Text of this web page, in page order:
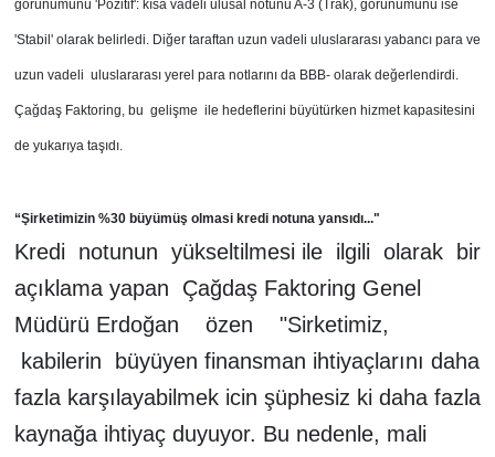
görünümünü 'Pozitif': kısa vadeli ulusal notunu A-3 (Trak), görünümünü ise
'Stabil' olarak belirledi. Diğer taraftan uzun vadeli uluslararası yabancı para ve
uzun vadeli uluslararası yerel para notlarını da BBB- olarak değerlendirdi.
Çağdaş Faktoring, bu gelişme ile hedeflerini büyütürken hizmet kapasitesini
de yukarıya taşıdı.
“Şirketimizin %30 büyümüş olmasi kredi notuna yansıdı..."
Kredi notunun yükseltilmesi ile ilgili olarak bir
açıklama yapan Çağdaş Faktoring Genel
Müdürü Erdoğan özen "Sirketimiz,
kabilerin büyüyen finansman ihtiyaçlarını daha
fazla karşılayabilmek icin şüphesiz ki daha fazla
kaynağa ihtiyaç duyuyor. Bu nedenle, mali